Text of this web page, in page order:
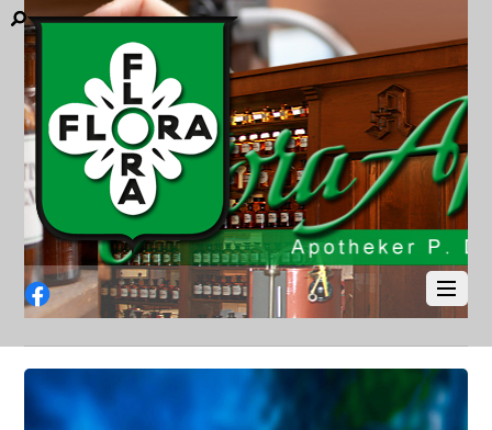
Facebook